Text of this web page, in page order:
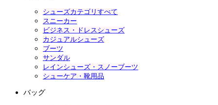
シューズカテゴリすべて
スニーカー
ビジネス・ドレスシューズ
カジュアルシューズ
ブーツ
サンダル
レインシューズ・スノーブーツ
シューケア・靴用品
バッグ